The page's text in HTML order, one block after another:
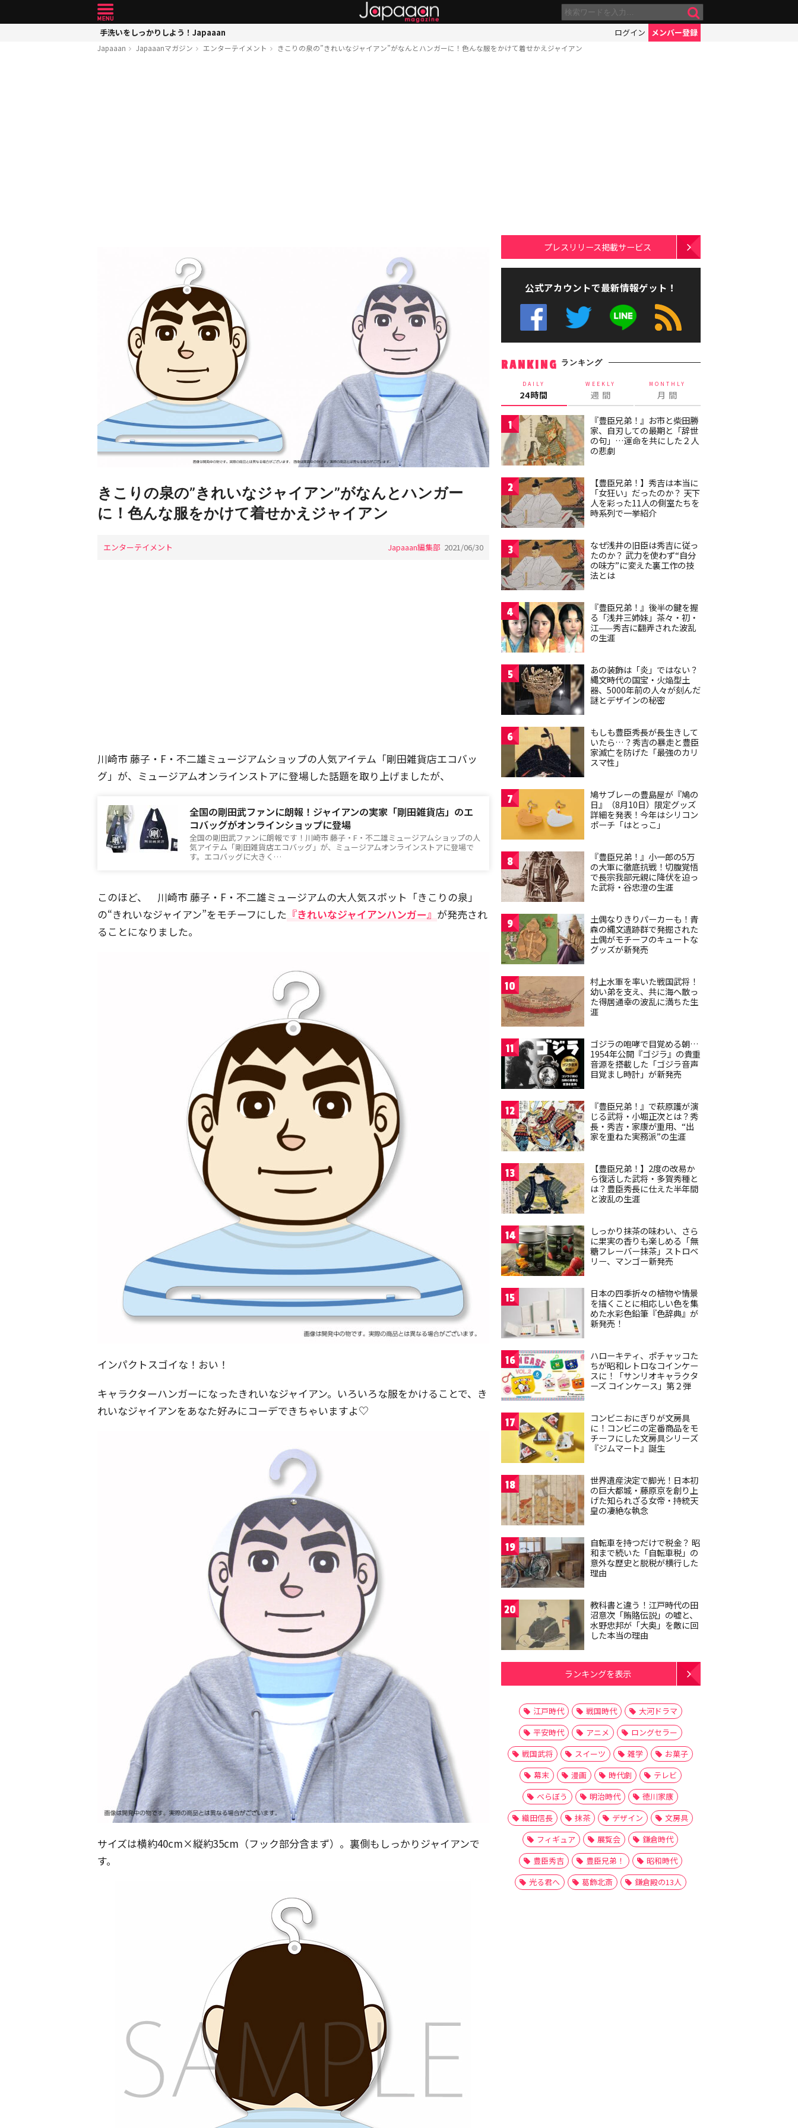
手洗いをしっかりしよう！Japaaan ログイン メンバー登録
Japaaan Japaaanマガジン エンターテイメント きこりの泉の”きれいなジャイアン”がなんとハンガーに！色んな服をかけて着せかえジャイアン
きこりの泉の”きれいなジャイアン”がなんとハンガー
に！色んな服をかけて着せかえジャイアン
エンターテイメント Japaaan編集部 2021/06/30
川崎市 藤子・F・不二雄ミュージアムショップの人気アイテム「剛田雑貨店エコバッ
グ」が、ミュージアムオンラインストアに登場した話題を取り上げましたが、
全国の剛田武ファンに朗報！ジャイアンの実家「剛田雑貨店」のエ
コバッグがオンラインショップに登場
全国の剛田武ファンに朗報です！川崎市 藤子・F・不二雄ミュージアムショップの人
気アイテム「剛田雑貨店エコバッグ」が、ミュージアムオンラインストアに登場で
す。エコバッグに大きく…
このほど、 川崎市 藤子・F・不二雄ミュージアムの大人気スポット「きこりの泉」
の“きれいなジャイアン”をモチーフにした 『きれいなジャイアンハンガー』 が発売され
ることになりました。
インパクトスゴイな！おい！
キャラクターハンガーになったきれいなジャイアン。いろいろな服をかけることで、き
れいなジャイアンをあなた好みにコーデできちゃいますよ♡
サイズは横約40cm×縦約35cm（フック部分含まず）。裏側もしっかりジャイアンで
す。
プレスリリース掲載サービス
公式アカウントで最新情報ゲット！
RANKING ランキング
DAILY
24時間
WEEKLY
週 間
MONTHLY
月 間
1
『豊臣兄弟！』お市と柴田勝
家、自刃しての最期と「辞世
の句」…運命を共にした２人
の悲劇
2
【豊臣兄弟！】秀吉は本当に
「女狂い」だったのか？ 天下
人を彩った11人の側室たちを
時系列で一挙紹介
3
なぜ浅井の旧臣は秀吉に従っ
たのか？ 武力を使わず“自分
の味方”に変えた裏工作の技
法とは
4
『豊臣兄弟！』後半の鍵を握
る「浅井三姉妹」茶々・初・
江——秀吉に翻弄された波乱
の生涯
5
あの装飾は「炎」ではない？
縄文時代の国宝・火焔型土
器、5000年前の人々が刻んだ
謎とデザインの秘密
6
もしも豊臣秀長が長生きして
いたら…？秀吉の暴走と豊臣
家滅亡を防げた「最強のカリ
スマ性」
7
鳩サブレーの豊島屋が『鳩の
日』（8月10日）限定グッズ
詳細を発表！今年はシリコン
ポーチ「はとっこ」
8
『豊臣兄弟！』小一郎の5万
の大軍に徹底抗戦！切腹覚悟
で長宗我部元親に降伏を迫っ
た武将・谷忠澄の生涯
9
土偶なりきりパーカーも！青
森の縄文遺跡群で発掘された
土偶がモチーフのキュートな
グッズが新発売
10
村上水軍を率いた戦国武将！
幼い弟を支え、共に海へ散っ
た得居通幸の波乱に満ちた生
涯
11
ゴジラの咆哮で目覚める朝…
1954年公開『ゴジラ』の貴重
音源を搭載した「ゴジラ音声
目覚まし時計」が新発売
12
『豊臣兄弟！』で萩原護が演
じる武将・小堀正次とは？秀
長・秀吉・家康が重用、“出
家を重ねた実務派”の生涯
13
【豊臣兄弟！】2度の改易か
ら復活した武将・多賀秀種と
は？豊臣秀長に仕えた半年間
と波乱の生涯
14
しっかり抹茶の味わい、さら
に果実の香りも楽しめる「無
糖フレーバー抹茶」ストロベ
リー、マンゴー新発売
15
日本の四季折々の植物や情景
を描くことに相応しい色を集
めた水彩色鉛筆『色辞典』が
新発売！
16
ハローキティ、ポチャッコた
ちが昭和レトロなコインケー
スに！「サンリオキャラクタ
ーズ コインケース」第２弾
17
コンビニおにぎりが文房具
に！コンビニの定番商品をモ
チーフにした文房具シリーズ
『ジムマート』誕生
18
世界遺産決定で脚光！日本初
の巨大都城・藤原京を創り上
げた知られざる女帝・持統天
皇の凄絶な執念
19
自転車を持つだけで税金？ 昭
和まで続いた「自転車税」の
意外な歴史と脱税が横行した
理由
20
教科書と違う！江戸時代の田
沼意次「賄賂伝説」の嘘と、
水野忠邦が「大奥」を敵に回
した本当の理由
ランキングを表示
江戸時代 戦国時代
大河ドラマ
平安時代
アニメ
ロングセラー
戦国武将
スイーツ 雑学
お菓子
幕末
漫画 時代劇
テレビ
べらぼう
明治時代
徳川家康
織田信長
抹茶 デザイン
文房具
フィギュア
展覧会
鎌倉時代
豊臣秀吉
豊臣兄弟！
昭和時代
光る君へ
葛飾北斎 鎌倉殿の13人